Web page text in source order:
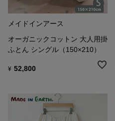
メイドインアース
オーガニックコットン 大人用掛
ふとん シングル（150×210）
¥ 52,800